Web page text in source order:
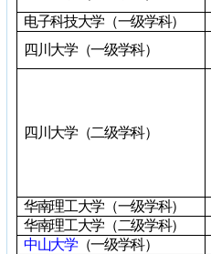
电子科技大学（一级学科）
四川大学（一级学科）
四川大学（二级学科）
华南理工大学（一级学科）
华南理工大学（二级学科）
中山大学（一级学科）